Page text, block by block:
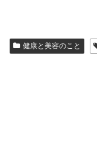
健康と美容のこと